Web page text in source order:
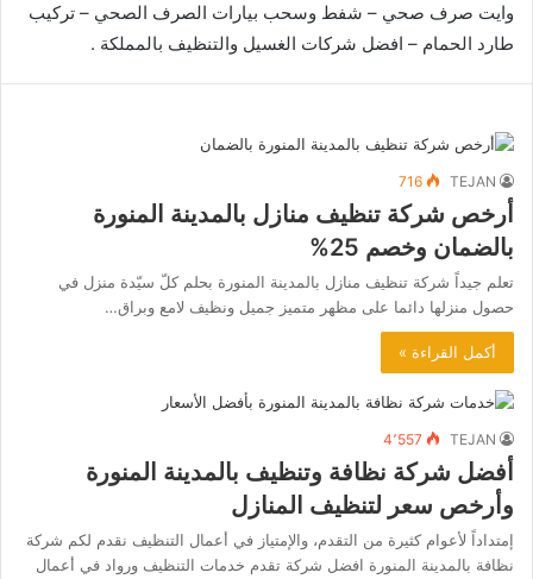
وايت صرف صحي – شفط وسحب بيارات الصرف الصحي – تركيب
طارد الحمام – افضل شركات الغسيل والتنظيف بالمملكة .
TEJAN
716
أرخص شركة تنظيف منازل بالمدينة المنورة
بالضمان وخصم 25%
تعلم جيداً شركة تنظيف منازل بالمدينة المنورة بحلم كلّ سيّدة منزل في
حصول منزلها دائما على مظهر متميز جميل ونظيف لامع وبراق…
أكمل القراءة »
TEJAN 4٬557
أفضل شركة نظافة وتنظيف بالمدينة المنورة
وأرخص سعر لتنظيف المنازل
إمتداداً لأعوام كثيرة من التقدم، والإمتياز في أعمال التنظيف نقدم لكم شركة
نظافة بالمدينة المنورة افضل شركة تقدم خدمات التنظيف ورواد في أعمال